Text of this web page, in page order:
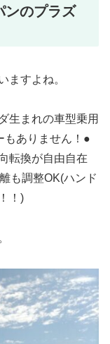
ンのプラズ
ますよね。
生まれの車型乗用
もありません！●
転換が自由自在
も調整OK(ハンド
！)